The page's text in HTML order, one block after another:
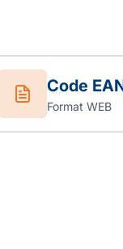
Code
Format WEB